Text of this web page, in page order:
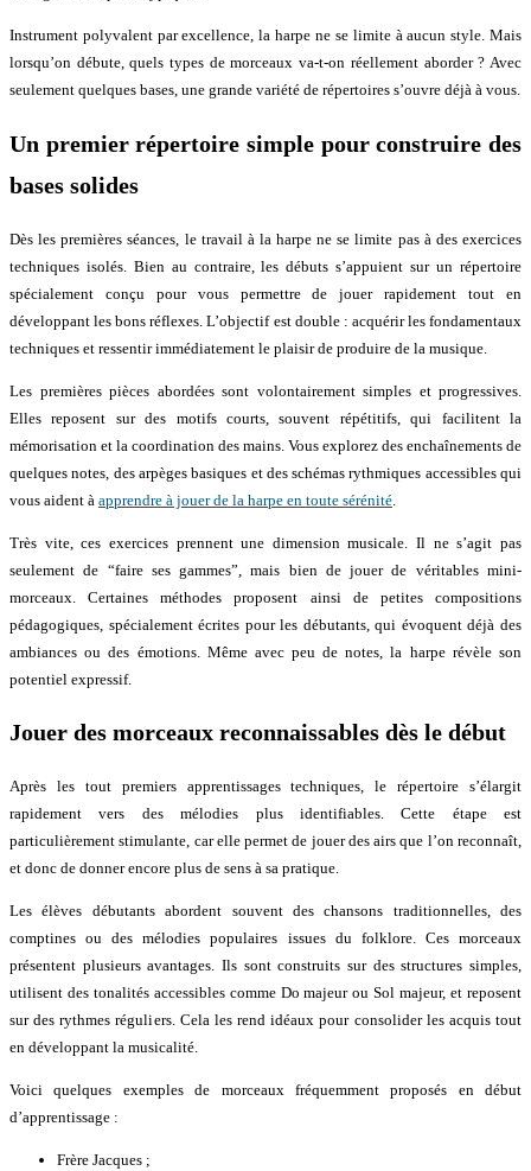
Instrument polyvalent par excellence, la harpe ne se limite à aucun style. Mais
lorsqu’on débute, quels types de morceaux va-t-on réellement aborder ? Avec
seulement quelques bases, une grande variété de répertoires s’ouvre déjà à vous.
Un premier répertoire simple pour construire des
bases solides
Dès les premières séances, le travail à la harpe ne se limite pas à des exercices
techniques isolés. Bien au contraire, les débuts s’appuient sur un répertoire
spécialement conçu pour vous permettre de jouer rapidement tout en
développant les bons réflexes. L’objectif est double : acquérir les fondamentaux
techniques et ressentir immédiatement le plaisir de produire de la musique.
Les premières pièces abordées sont volontairement simples et progressives.
Elles reposent sur des motifs courts, souvent répétitifs, qui facilitent la
mémorisation et la coordination des mains. Vous explorez des enchaînements de
quelques notes, des arpèges basiques et des schémas rythmiques accessibles qui
vous aident à apprendre à jouer de la harpe en toute sérénité
Très vite, ces exercices prennent une dimension musicale. Il ne s’agit pas
seulement de “faire ses gammes”, mais bien de jouer de véritables mini-
morceaux. Certaines méthodes proposent ainsi de petites compositions
pédagogiques, spécialement écrites pour les débutants, qui évoquent déjà des
ambiances ou des émotions. Même avec peu de notes, la harpe révèle son
potentiel expressif.
Jouer des morceaux reconnaissables dès le début
Après les tout premiers apprentissages techniques, le répertoire s’élargit
rapidement vers des mélodies plus identifiables. Cette étape est
particulièrement stimulante, car elle permet de jouer des airs que l’on reconnaît,
et donc de donner encore plus de sens à sa pratique.
Les élèves débutants abordent souvent des chansons traditionnelles, des
comptines ou des mélodies populaires issues du folklore. Ces morceaux
présentent plusieurs avantages. Ils sont construits sur des structures simples,
utilisent des tonalités accessibles comme Do majeur ou Sol majeur, et reposent
sur des rythmes réguliers. Cela les rend idéaux pour consolider les acquis tout
en développant la musicalité.
Voici quelques exemples de morceaux fréquemment proposés en début
d’apprentissage :
Frère Jacques ;